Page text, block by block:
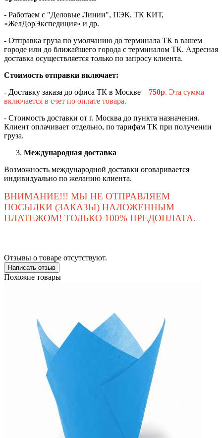
- Работаем с "Деловые Линии", ПЭК, ТК КИТ,
«ЖелДорЭкспедиция» и др.
- Отправка груза по умолчанию до терминала ТК в вашем
городе или до ближайшего города с терминалом ТК. Адресная
доставка осуществляется только по запросу клиента.
Стоимость отправки включает:
- Доставку заказа до офиса ТК в Москве – 750р. Эта сумма
включается в счет по оплате товара.
- Стоимость доставки от г. Москва до пункта назначения.
Клиент оплачивает отдельно, по тарифам ТК при получении
груза.
Международная доставка
Возможность международной доставки оговаривается
индивидуально по желанию клиента.
ВНИМАНИЕ!!! МЫ НЕ ОТПРАВЛЯЕМ
ПОСЫЛКИ (ЗАКАЗЫ) НАЛОЖЕННЫМ
ПЛАТЕЖОМ! ТОЛЬКО 100% ПРЕДОПЛАТА.
Отзывы о товаре отсутствуют.
Написать отзыв
Похожие товары